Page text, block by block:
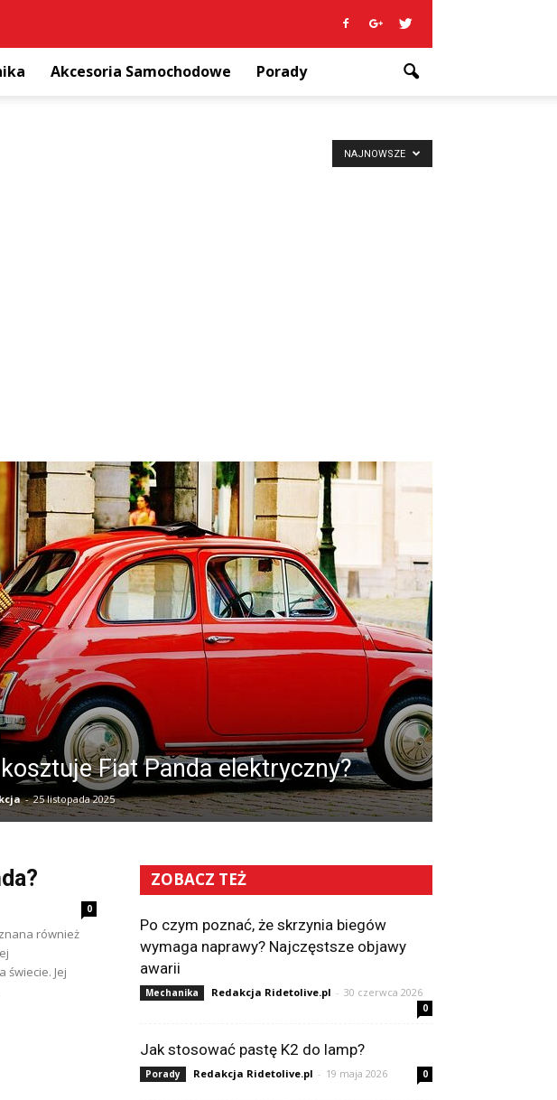
Akcesoria Samochodowe Porady
NAJNOWSZE
Fiat Panda elektryczny?
- 25 listopada 2025
0
również
świecie. Jej
ZOBACZ TEŻ
Po czym poznać, że skrzynia biegów
wymaga naprawy? Najczęstsze objawy
awarii
Mechanika Redakcja Ridetolive.pl - 30 czerwca 2026
0
Jak stosować pastę K2 do lamp?
Porady Redakcja Ridetolive.pl - 19 maja 2026 0